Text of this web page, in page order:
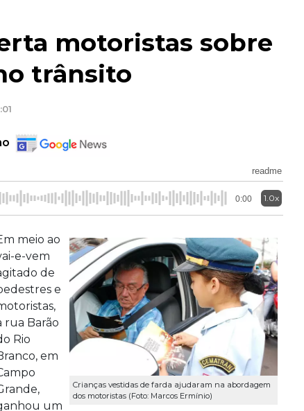
motoristas sobre
trânsito
readme
0:00 1.0x
Crianças vestidas de farda ajudaram na abordagem
dos motoristas (Foto: Marcos Ermínio)
meio ao
e-vem
de
e
rua Barão
Rio
em
um